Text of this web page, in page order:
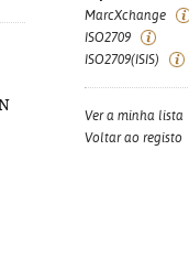
MarcXchange
ISO2709
ISO2709(ISIS)
Ver a minha lista
Voltar ao registo